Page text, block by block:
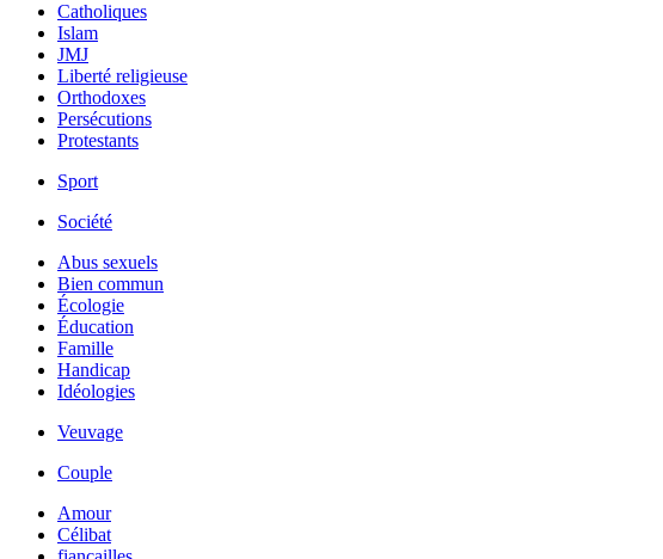
Catholiques
Islam
JMJ
Liberté religieuse
Orthodoxes
Persécutions
Protestants
Sport
Société
Abus sexuels
Bien commun
Écologie
Éducation
Famille
Handicap
Idéologies
Veuvage
Couple
Amour
Célibat